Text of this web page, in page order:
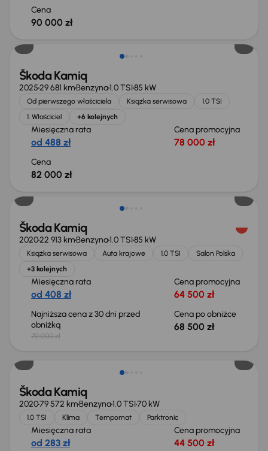
Cena
90 000 zł
Škoda Kamiq
202529 681 kmBenzyna1.0 TSI85 kW
Od pierwszego właściciela Książka serwisowa
1.0 TSI
1. Właściciel
+6 kolejnych
Miesięczna rata
od 488 zł
Cena promocyjna
78 000 zł
Cena
82 000 zł
Taniej o 1 500 zł
Škoda Kamiq
202022 913 kmBenzyna1.0 TSI85 kW
Książka serwisowa Auta krajowe 1.0 TSI
Salon Polska
+3 kolejnych
Miesięczna rata
od 408 zł
Cena promocyjna
64 500 zł
Najniższa cena z 30 dni przed
obniżką
70 000 zł
Cena po obniżce
68 500 zł
Škoda Kamiq
202079 572 kmBenzyna1.0 TSI70 kW
1.0 TSI Klima Tempomat Parktronic
Miesięczna rata
od 283 zł
Cena promocyjna
44 500 zł